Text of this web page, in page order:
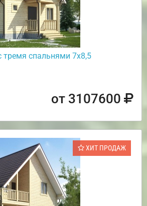
спальнями 7х8,5
от 3107600
ХИТ ПРОДАЖ